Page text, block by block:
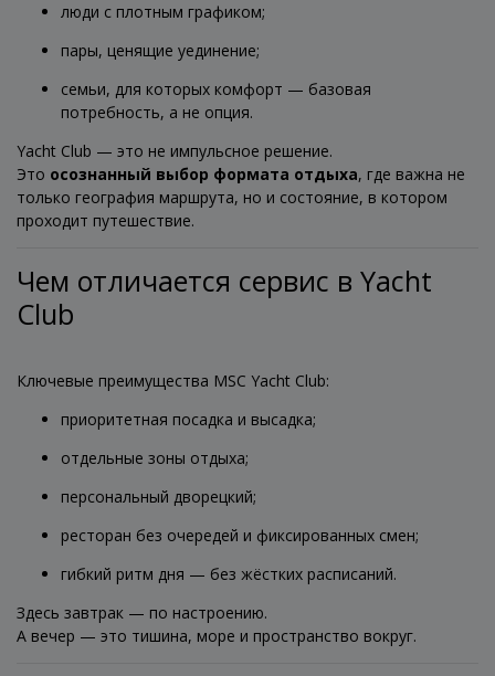
люди с плотным графиком;
пары, ценящие уединение;
семьи, для которых комфорт — базовая
потребность, а не опция.
Yacht Club — это не импульсное решение.
Это осознанный выбор формата отдыха, где важна не
только география маршрута, но и состояние, в котором
проходит путешествие.
Чем отличается сервис в Yacht
Club
Ключевые преимущества MSC Yacht Club:
приоритетная посадка и высадка;
отдельные зоны отдыха;
персональный дворецкий;
ресторан без очередей и фиксированных смен;
гибкий ритм дня — без жёстких расписаний.
Здесь завтрак — по настроению.
А вечер — это тишина, море и пространство вокруг.